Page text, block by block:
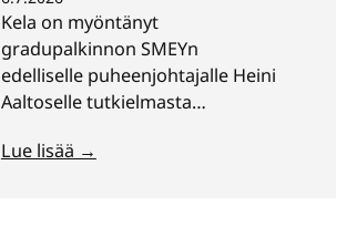
Kela on myöntänyt
gradupalkinnon SMEYn
edelliselle puheenjohtajalle Heini
Aaltoselle tutkielmasta
sosiaaliturvaetuuksien saamisen
Lue lisää →